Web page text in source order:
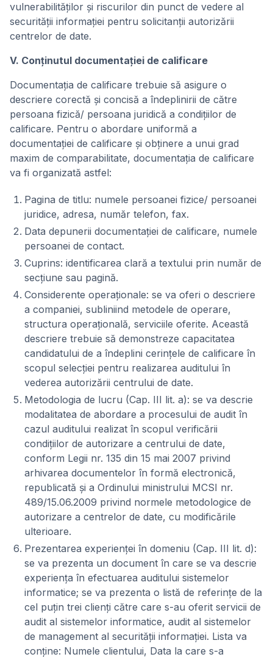
vulnerabilităţilor şi riscurilor din punct de vedere al
securităţii informaţiei pentru solicitanţii autorizării
centrelor de date.
V. Conţinutul documentaţiei de calificare
Documentaţia de calificare trebuie să asigure o
descriere corectă şi concisă a îndeplinirii de către
persoana fizică/ persoana juridică a condiţiilor de
calificare. Pentru o abordare uniformă a
documentaţiei de calificare şi obţinere a unui grad
maxim de comparabilitate, documentaţia de calificare
va fi organizată astfel:
Pagina de titlu: numele persoanei fizice/ persoanei
juridice, adresa, număr telefon, fax.
Data depunerii documentaţiei de calificare, numele
persoanei de contact.
Cuprins: identificarea clară a textului prin număr de
secţiune sau pagină.
Considerente operaţionale: se va oferi o descriere
a companiei, subliniind metodele de operare,
structura operaţională, serviciile oferite. Această
descriere trebuie să demonstreze capacitatea
candidatului de a îndeplini cerinţele de calificare în
scopul selecţiei pentru realizarea auditului în
vederea autorizării centrului de date.
Metodologia de lucru (Cap. III lit. a): se va descrie
modalitatea de abordare a procesului de audit în
cazul auditului realizat în scopul verificării
condiţiilor de autorizare a centrului de date,
conform Legii nr. 135 din 15 mai 2007 privind
arhivarea documentelor în formă electronică,
republicată şi a Ordinului ministrului MCSI nr.
489/15.06.2009 privind normele metodologice de
autorizare a centrelor de date, cu modificările
ulterioare.
Prezentarea experienţei în domeniu (Cap. III lit. d):
se va prezenta un document în care se va descrie
experienţa în efectuarea auditului sistemelor
informatice; se va prezenta o listă de referinţe de la
cel puţin trei clienţi către care s-au oferit servicii de
audit al sistemelor informatice, audit al sistemelor
de management al securităţii informaţiei. Lista va
conţine: Numele clientului, Data la care s-a